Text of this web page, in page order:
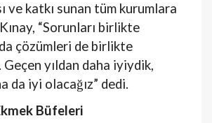
ve katkı sunan tüm kurumlara
“Sorunları birlikte
çözümleri de birlikte
yıldan daha iyiydik,
da iyi olacağız” dedi.
Büfeleri